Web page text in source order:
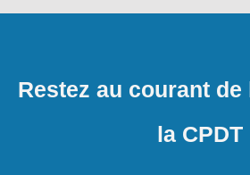
Restez au courant
la CPDT